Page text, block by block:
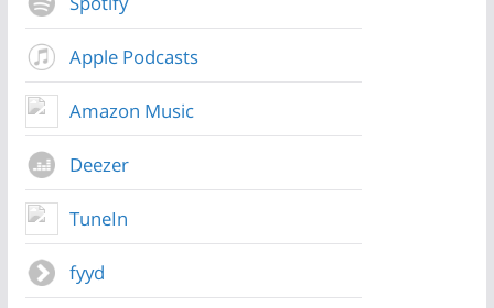
Apple Podcasts
Amazon Music
Deezer
TuneIn
fyyd